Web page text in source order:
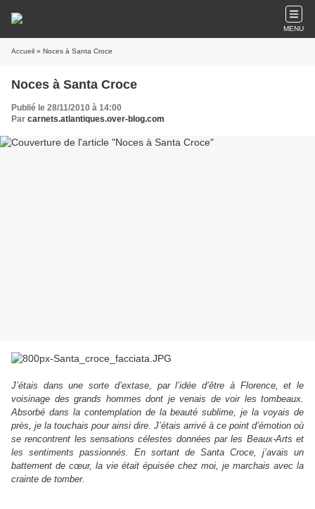
MENU
Accueil » Noces à Santa Croce
Noces à Santa Croce
Publié le 28/11/2010 à 14:00
Par carnets.atlantiques.over-blog.com
J’étais dans une sorte d’extase, par l’idée d’être à Florence, et le
voisinage des grands hommes dont je venais de voir les tombeaux.
Absorbé dans la contemplation de la beauté sublime, je la voyais de
près, je la touchais pour ainsi dire. J’étais arrivé à ce point d’émotion où
se rencontrent les sensations célestes données par les Beaux-Arts et
les sentiments passionnés. En sortant de Santa Croce, j’avais un
battement de cœur, la vie était épuisée chez moi, je marchais avec la
crainte de tomber.